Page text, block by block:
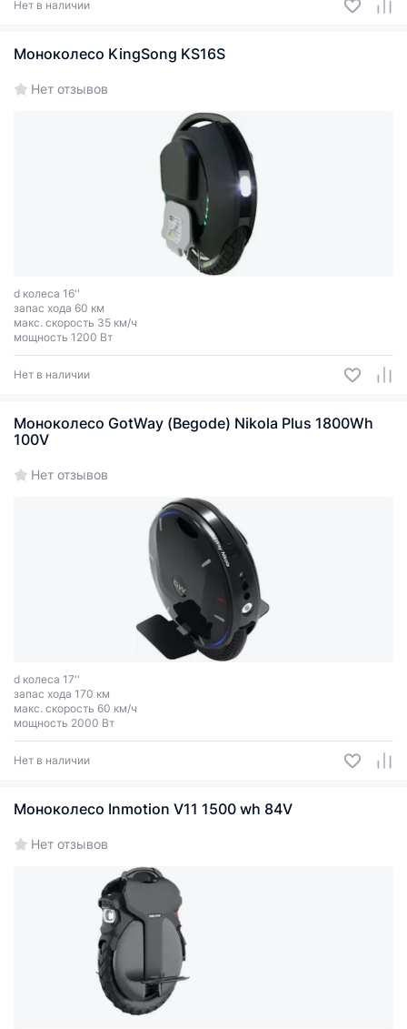
Нет в наличии
Моноколесо KingSong KS16S
Нет отзывов
d колеса 16''
запас хода 60 км
макс. скорость 35 км/ч
мощность 1200 Вт
Нет в наличии
Моноколесо GotWay (Begode) Nikola Plus 1800Wh
100V
Нет отзывов
d колеса 17''
запас хода 170 км
макс. скорость 60 км/ч
мощность 2000 Вт
Нет в наличии
Моноколесо Inmotion V11 1500 wh 84V
Нет отзывов